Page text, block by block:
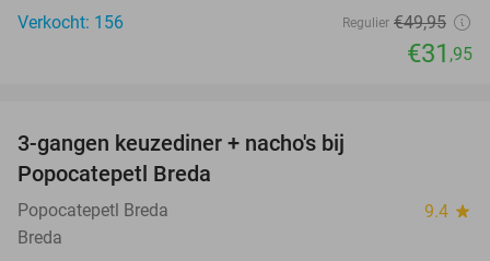
Verkocht: 156
Regulier €49,95
€31 ,95
3-gangen keuzediner + nacho's bij
Popocatepetl Breda
Popocatepetl Breda 9.4 star
Breda